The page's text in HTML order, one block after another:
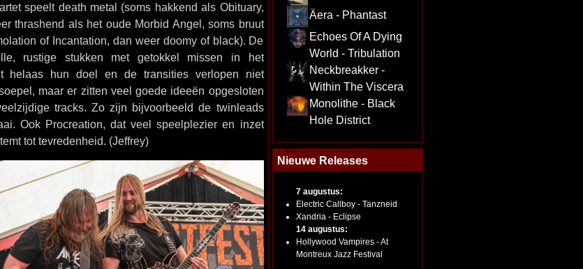
speelt death metal (soms hakkend als Obituary,
thrashend als het oude Morbid Angel, soms bruut
of Incantation, dan weer doomy of black). De
rustige stukken met getokkel missen in het
helaas hun doel en de transities verlopen niet
maar er zitten veel goede ideeën opgesloten
tracks. Zo zijn bijvoorbeeld de twinleads
Ook Procreation, dat veel speelplezier en inzet
tot tevredenheid. (Jeffrey)
Äera - Phantast
Echoes Of A Dying
World - Tribulation
Neckbreakker -
Within The Viscera
Monolithe - Black
Hole District
Nieuwe Releases
7 augustus:
Electric Callboy - Tanzneid
Xandria - Eclipse
14 augustus:
Hollywood Vampires - At
Montreux Jazz Festival